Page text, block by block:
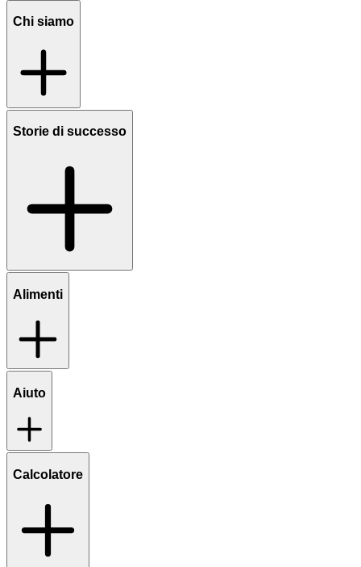
Chi siamo
Storie di successo
Alimenti
Aiuto
Calcolatore